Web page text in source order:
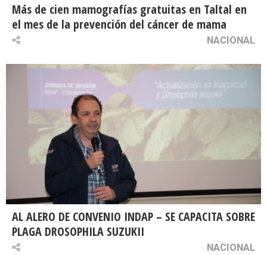
Más de cien mamografías gratuitas en Taltal en
el mes de la prevención del cáncer de mama
NACIONAL
AL ALERO DE CONVENIO INDAP – SE CAPACITA SOBRE
PLAGA DROSOPHILA SUZUKII
NACIONAL